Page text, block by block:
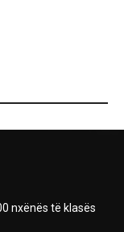
nxënës të klasës